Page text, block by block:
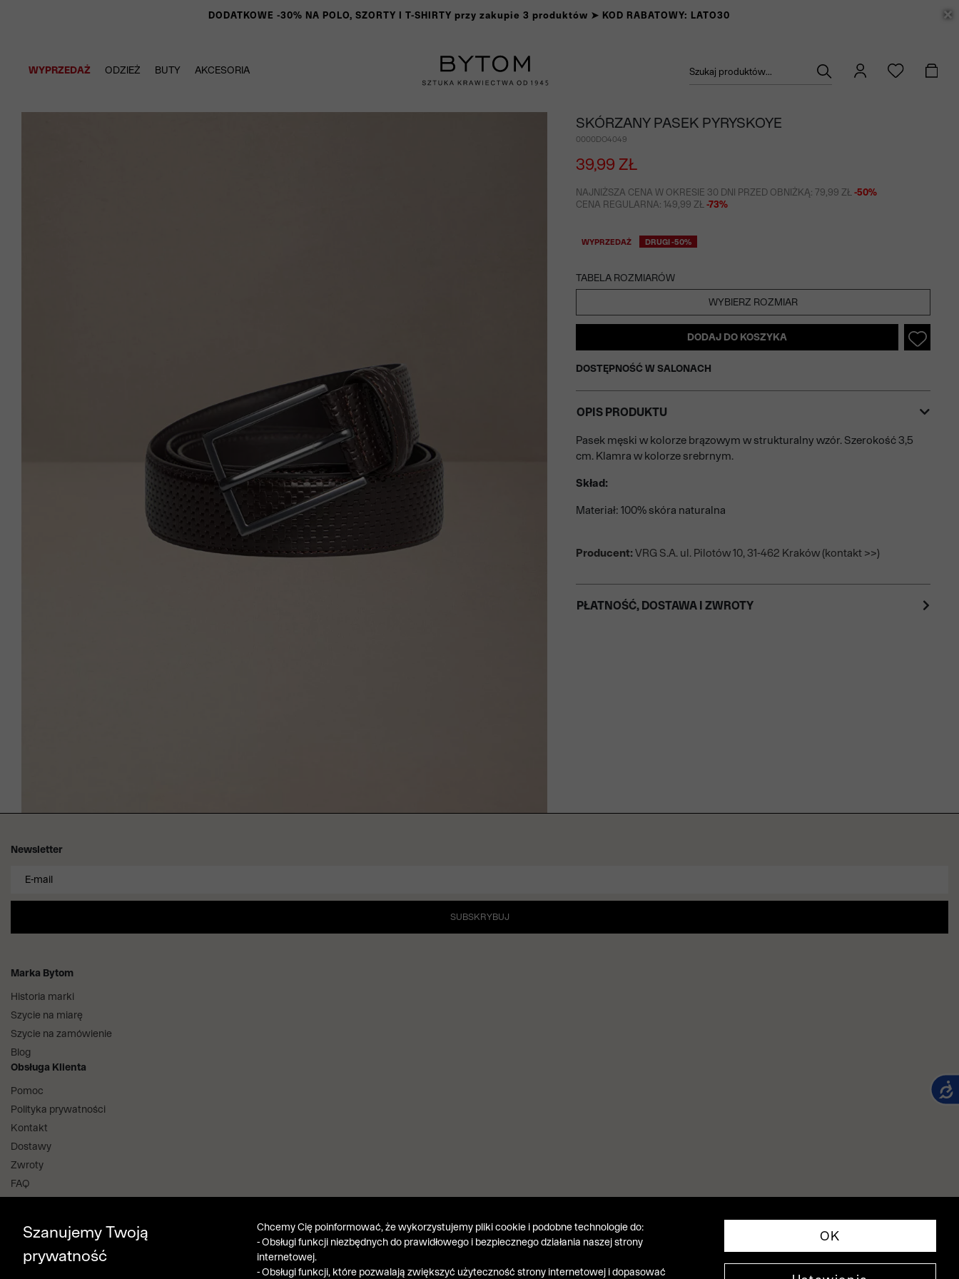
DODATKOWE -30% NA POLO, SZORTY I T-SHIRTY przy zakupie 3 produktów ➤ KOD RABATOWY: LATO30
WYPRZEDAŻ ODZIEŻ BUTY AKCESORIA Szukaj produktów...
SKÓRZANY PASEK PYRYSKOYE
0000DO4049
39,99 ZŁ
NAJNIŻSZA CENA W OKRESIE 30 DNI PRZED OBNIŻKĄ: 79,99 ZŁ -50%
CENA REGULARNA: 149,99 ZŁ -73%
WYPRZEDAŻ DRUGI -50%
TABELA ROZMIARÓW
WYBIERZ ROZMIAR
DODAJ DO KOSZYKA
DOSTĘPNOŚĆ W SALONACH
OPIS PRODUKTU
Pasek męski w kolorze brązowym w strukturalny wzór. Szerokość 3,5
cm. Klamra w kolorze srebrnym.
Skład:
Materiał: 100% skóra naturalna
Producent: VRG S.A. ul. Pilotów 10, 31-462 Kraków (kontakt >>)
PŁATNOŚĆ, DOSTAWA I ZWROTY
Marka Bytom
Historia marki
Szycie na miarę
Szycie na zamówienie
Blog
Obsługa Klienta
Pomoc
Polityka prywatności
Kontakt
Dostawy
Zwroty
FAQ
Aplikacja i program lojalnościowy
Bytom Klub
Newsletter
Szanujemy Twoją
prywatność
Chcemy Cię poinformować, że wykorzystujemy pliki cookie i podobne technologie do:
- Obsługi funkcji niezbędnych do prawidłowego i bezpiecznego działania naszej strony
internetowej.
- Obsługi funkcji, które pozwalają zwiększyć użyteczność strony internetowej i dopasować
OK